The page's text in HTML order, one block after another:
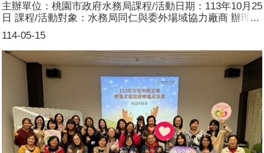
114-05-15
主辦單位：桃園市政府水務局課程/活動日期：113年10月25
日 課程/活動對象：水務局同仁與委外場域協力廠商 辦理形
式：講課課程/活動簡介：1. 本局配合「性平三法」修訂及
為有效預防及落實防治性騷擾機制，提升同仁對修訂後之職
場相關性騷擾法律認知與瞭解，及讓性騷擾防治業務人員及
場所主人於事件發生時能採取應有之糾正與補救措施，特辦
理本訓練課程，邀請實務經驗豐富之業界律師進行授課，從
修法重點至實務案例討論，以深入簡出的方式，提升同仁對
自身權益保障的知能。2.於課中宣導本局性騷擾防治處理流
程及申訴管道，以促進職場性別友善環境。3.本課程辦理課
前、課後測驗及問卷滿意度調查。參加人數：41人(男18
人、女23人)講師資料：(1)姓名：戴心梅律師 (2)職稱：君
鼎法律事務所律師